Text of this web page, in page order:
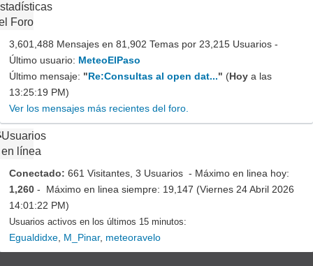
Foro
3,601,488 Mensajes en 81,902 Temas por 23,215 Usuarios -
Último usuario: MeteoElPaso
Último mensaje: "Re:Consultas al open dat..." (Hoy a las
13:25:19 PM)
Ver los mensajes más recientes del foro.
Usuarios
en línea
Conectado: 661 Visitantes, 3 Usuarios - Máximo en linea hoy:
1,260 - Máximo en linea siempre: 19,147 (Viernes 24 Abril 2026
14:01:22 PM)
Usuarios activos en los últimos 15 minutos:
Egualdidxe M_Pinar, meteoravelo